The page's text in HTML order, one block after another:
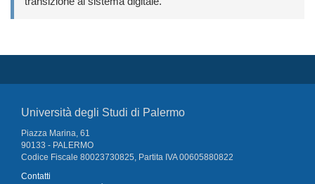
Università degli Studi di Palermo
Piazza Marina, 61
90133 - PALERMO
Codice Fiscale 80023730825, Partita IVA 00605880822
Contatti